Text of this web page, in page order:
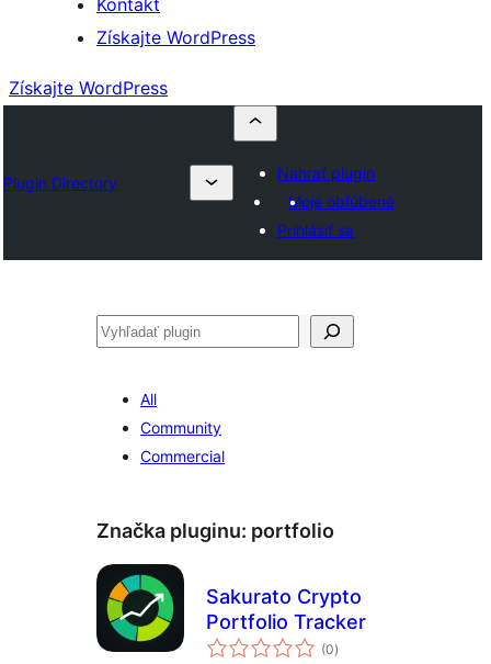
Kontakt
Získajte WordPress
Získajte WordPress
Plugin Directory
Nahrať plugin
Moje obľúbené
Prihlásiť sa
Hľadať
All
Community
Commercial
Značka pluginu: portfolio
Sakurato Crypto
Portfolio Tracker
(0celkové
hodnotenie
)